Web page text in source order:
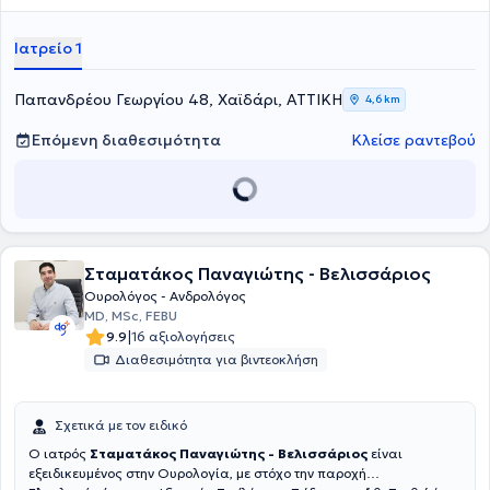
ενδοσκοπική ουρολογία και αντιμετωπίζει πλήθος παθήσεων,
όπως αιματουρία, ακράτεια, βραχύς χαλινός, φίμωση πέους,
καρκίνος προστάτη, κονδυλώματα, λιθίαση, λιθίαση ουροποιητικού
και νεφρολιθίαση. Τέλος, ο γιατρός είναι μέλος της Ελληνικής
Ουρολογικής Εταιρείας και της Ευρωπαϊκής Ουρολογικής
Ιατρείο 1
Παπανδρέου Γεωργίου 48, Χαϊδάρι, ΑΤΤΙΚΗ 4,6 km
Επόμενη διαθεσιμότητα Κλείσε ραντεβού
Σταματάκος Παναγιώτης - Βελισσάριος
Ουρολόγος - Ανδρολόγος
MD, MSc, FEBU
9.9|16 αξιολογήσεις
Διαθεσιμότητα για βιντεοκλήση
Σχετικά με τον ειδικό
Ο ιατρός Σταματάκος Παναγιώτης - Βελισσάριος είναι
εξειδικευμένος στην Ουρολογία, με στόχο την παροχή